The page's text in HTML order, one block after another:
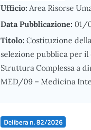
Ufficio: Area Risorse
Data Pubblicazione: 01/
Titolo: Costituzione
selezione pubblica per
Struttura Complessa a
MED/09 – Medicina
Delibera n. 82/2026